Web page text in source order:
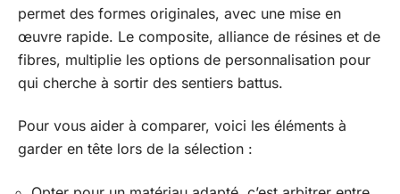
permet des formes originales, avec une mise en
œuvre rapide. Le composite, alliance de résines et de
fibres, multiplie les options de personnalisation pour
qui cherche à sortir des sentiers battus.
Pour vous aider à comparer, voici les éléments à
garder en tête lors de la sélection :